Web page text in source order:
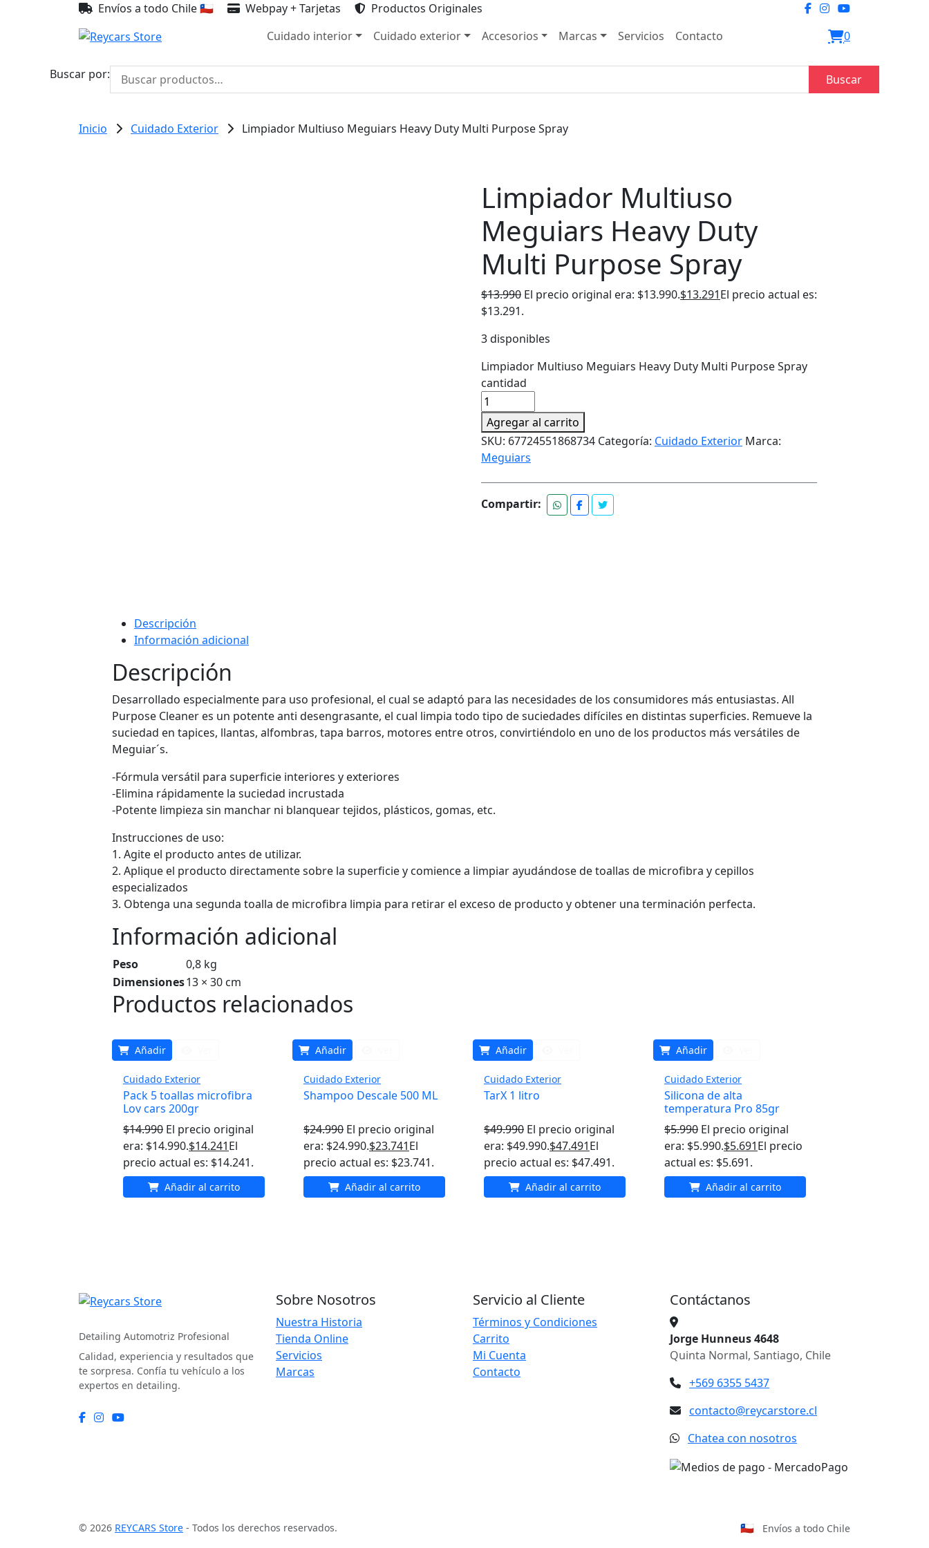
Envíos a todo Chile 🇨🇱 Webpay + Tarjetas
Productos Originales
Cuidado interior
Cuidado exterior Accesorios Marcas Servicios Contacto 0
Buscar por: Buscar
Inicio Cuidado Exterior Limpiador Multiuso Meguiars Heavy Duty Multi Purpose Spray
Limpiador Multiuso
Meguiars Heavy Duty
Multi Purpose Spray
$13.990 El precio original era: $13.990.$13.291El precio actual es:
$13.291.
3 disponibles
Limpiador Multiuso Meguiars Heavy Duty Multi Purpose Spray
cantidad
Agregar al carrito
SKU: 67724551868734 Categoría: Cuidado Exterior Marca:
Meguiars
Compartir:
Descripción
Información adicional
Descripción
Desarrollado especialmente para uso profesional, el cual se adaptó para las necesidades de los consumidores más entusiastas. All
Purpose Cleaner es un potente anti desengrasante, el cual limpia todo tipo de suciedades difíciles en distintas superficies. Remueve la
suciedad en tapices, llantas, alfombras, tapa barros, motores entre otros, convirtiéndolo en uno de los productos más versátiles de
Meguiar´s.
-Fórmula versátil para superficie interiores y exteriores
-Elimina rápidamente la suciedad incrustada
-Potente limpieza sin manchar ni blanquear tejidos, plásticos, gomas, etc.
Instrucciones de uso:
1. Agite el producto antes de utilizar.
2. Aplique el producto directamente sobre la superficie y comience a limpiar ayudándose de toallas de microfibra y cepillos
especializados
3. Obtenga una segunda toalla de microfibra limpia para retirar el exceso de producto y obtener una terminación perfecta.
Información adicional
Peso
0,8 kg
Dimensiones13 × 30 cm
Productos relacionados
Añadir
Cuidado Exterior
Pack 5 toallas microfibra
Lov cars 200gr
$14.990 El precio original
era: $14.990.$14.241El
precio actual es: $14.241.
Añadir al carrito
Añadir
Cuidado Exterior
Shampoo Descale 500 ML
$24.990 El precio original
era: $24.990.$23.741El
precio actual es: $23.741.
Añadir al carrito
Añadir
Cuidado Exterior
TarX 1 litro
$49.990 El precio original
era: $49.990.$47.491El
precio actual es: $47.491.
Añadir al carrito
Añadir
Cuidado Exterior
Silicona de alta
temperatura Pro 85gr
$5.990 El precio original
era: $5.990.$5.691El precio
actual es: $5.691.
Añadir al carrito
Detailing Automotriz Profesional
Calidad, experiencia y resultados que
te sorpresa. Confía tu vehículo a los
expertos en detailing.
Sobre Nosotros
Nuestra Historia
Tienda Online
Servicios
Marcas
Servicio al Cliente
Términos y Condiciones
Carrito
Mi Cuenta
Contacto
Contáctanos
Jorge Hunneus 4648
Quinta Normal, Santiago, Chile
+569 6355 5437
contacto@reycarstore.cl
Chatea con nosotros
© 2026 REYCARS Store - Todos los derechos reservados. 🇨🇱 Envíos a todo Chile